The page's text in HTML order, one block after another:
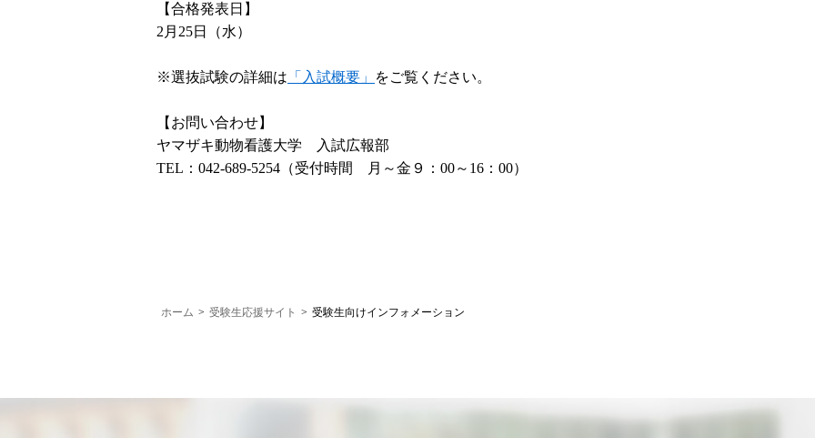
【合格発表日】
2月25日（水）
※選抜試験の詳細は 「入試概要」 をご覧ください。
【お問い合わせ】
ヤマザキ動物看護大学 入試広報部
TEL：042-689-5254（受付時間 月～金９：00～16：00）
ホーム > 受験生応援サイト > 受験生向けインフォメーション